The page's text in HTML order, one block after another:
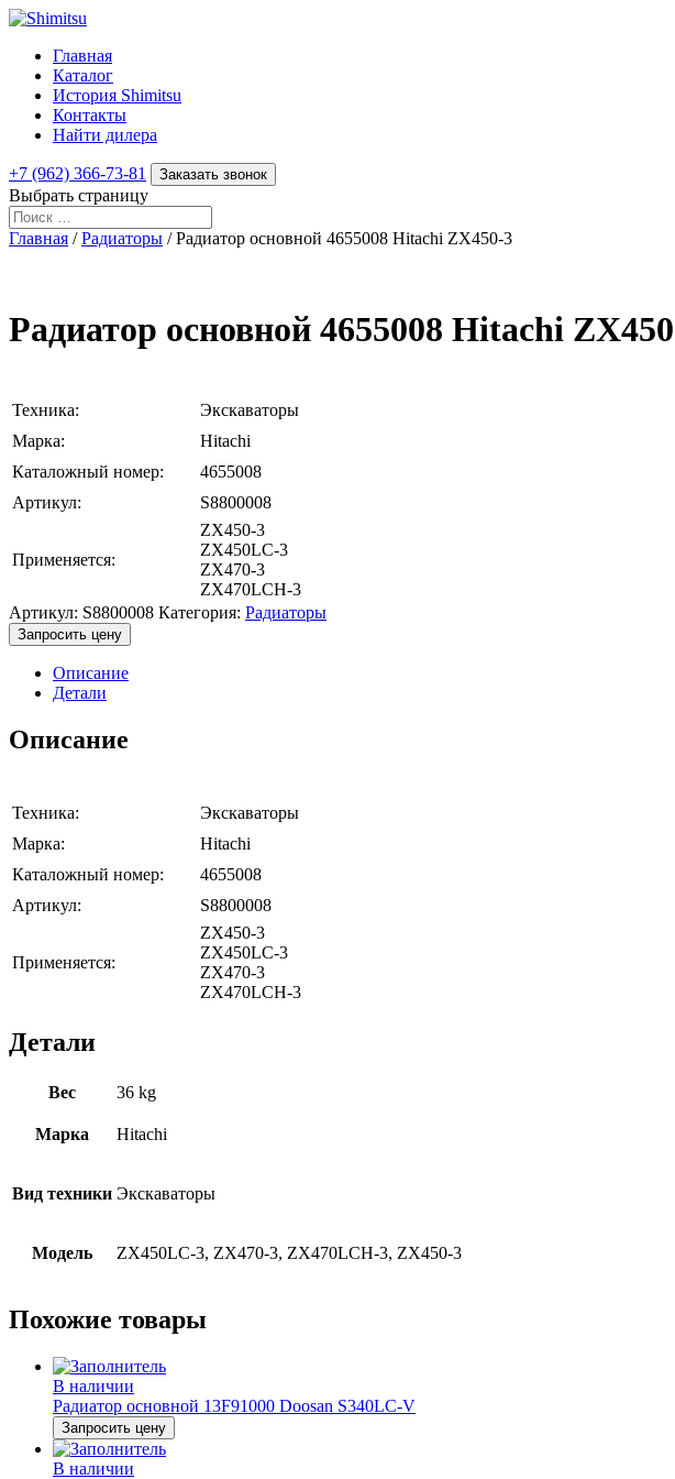
Главная
Каталог
История Shimitsu
Контакты
Найти дилера
+7 (962) 366-73-81 Заказать звонок
Выбрать страницу
Главная /Радиаторы / Радиатор основной 4655008 Hitachi ZX450-3
Радиатор основной 4655008 Hitachi
Техника:
Экскаваторы
Марка:
Hitachi
Каталожный номер:
4655008
Артикул:
S8800008
Применяется:
ZX450-3
ZX450LC-3
ZX470-3
ZX470LCH-3
Артикул: S8800008 Категория: Радиаторы
Запросить цену
Описание
Детали
Описание
Техника:
Экскаваторы
Марка:
Hitachi
Каталожный номер:
4655008
Артикул:
S8800008
Применяется:
ZX450-3
ZX450LC-3
ZX470-3
ZX470LCH-3
Детали
Вес 36 kg
Марка Hitachi
Вид техники Экскаваторы
Модель ZX450LC-3, ZX470-3, ZX470LCH-3, ZX450-3
Похожие товары
В наличии
Радиатор основной 13F91000 Doosan S340LC-V
Запросить цену
В наличии